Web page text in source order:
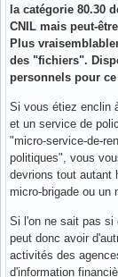
la catégorie 80.30
CNIL mais peut-
Plus
des "fichiers".
personnels pour
Si vous étiez enclin
et un service de
"micro-service-de-
politiques", vous
devrions tout autant
micro-brigade ou un
Si l'on ne sait pas si
peut donc avoir
activités des
d'information